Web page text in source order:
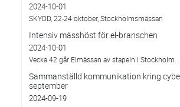
2024-10-01
SKYDD, 22-24 oktober, Stockholmsmässan
Intensiv mässhöst för el-branschen
2024-10-01
Vecka 42 går Elmässan av stapeln i Stockholm.
Sammanställd kommunikation kring
september
2024-09-19